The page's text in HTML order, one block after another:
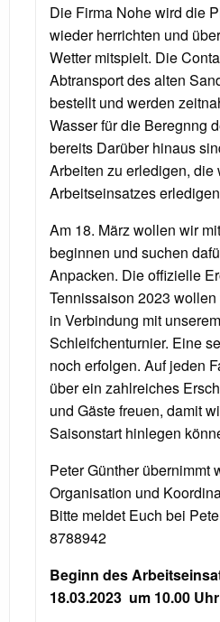
Die Firma Nohe wird die
wieder herrichten und
Wetter mitspielt. Die
Abtransport des alten
bestellt und werden
Wasser für die Beregnng
bereits Darüber hinaus
Arbeiten zu erledigen, die
Arbeitseinsatzes
Am 18. März wollen wir
beginnen und suchen
Anpacken. Die offizielle
Tennissaison 2023
in Verbindung mit
Schleifchenturnier. Eine
noch erfolgen. Auf jeden
über ein zahlreiches
und Gäste freuen, damit
Saisonstart hinlegen
Peter Günther übernimmt
Organisation und
Bitte meldet Euch bei
8788942
Beginn des
18.03.2023 um 10.00 Uhr